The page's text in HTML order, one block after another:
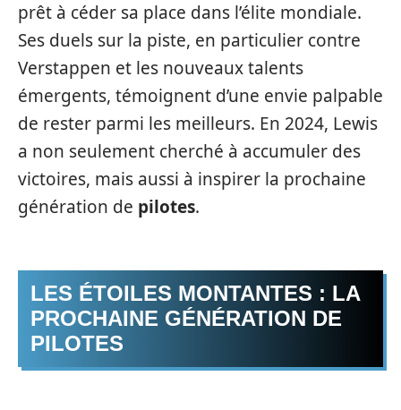
prêt à céder sa place dans l’élite mondiale.
Ses duels sur la piste, en particulier contre
Verstappen et les nouveaux talents
émergents, témoignent d’une envie palpable
de rester parmi les meilleurs. En 2024, Lewis
a non seulement cherché à accumuler des
victoires, mais aussi à inspirer la prochaine
génération de pilotes.
LES ÉTOILES MONTANTES : LA
PROCHAINE GÉNÉRATION DE
PILOTES